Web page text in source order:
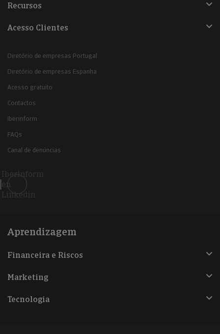
Recursos
Acesso Clientes
Diretório de empresas Portugal
Diretório de empresas Espanha
Acesso gratuito
Contactos
Iberinform
FAQs
Canal de denúncias
Iberinform
en
Linkedin
Aprendizagem
Financeira e Riscos
Marketing
Tecnologia